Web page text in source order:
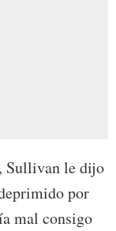
Sullivan le dijo
por
mal consigo